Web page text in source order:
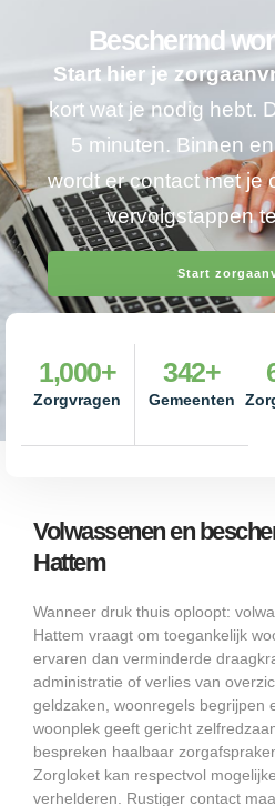
Beschermd
Start hier je
kort wat je nodig hebt.
5 minuten. Binnen
wordt er contact met je
vervolgstappen
Start
Zorgvragen
1,000+
Gemeenten
342+
Volwassenen en
Hattem
Wanneer druk thuis oploopt:
Hattem vraagt om toegankelijk
ervaren dan verminderde
administratie of verlies van
geldzaken, woonregels begrijpen
woonplek geeft gericht
bespreken haalbaar
Zorgloket kan respectvol
verhelderen. Rustiger contact